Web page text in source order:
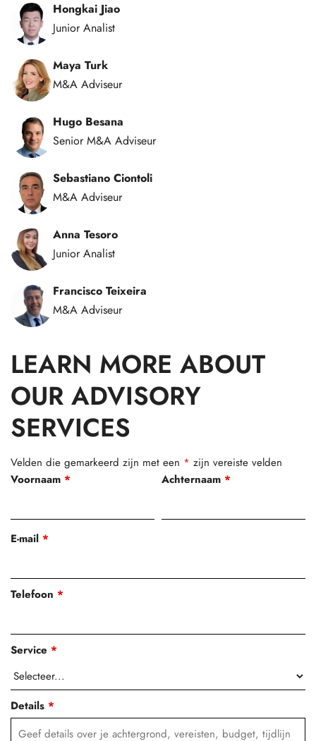
Hongkai Jiao
Junior Analist
Maya Turk
M&A Adviseur
Hugo Besana
Senior M&A Adviseur
Sebastiano Ciontoli
M&A Adviseur
Anna Tesoro
Junior Analist
Francisco Teixeira
M&A Adviseur
LEARN MORE ABOUT
OUR ADVISORY
SERVICES
Velden die gemarkeerd zijn met een * zijn vereiste velden
Voornaam * Achternaam *
E-mail *
Telefoon *
Service *
Details *